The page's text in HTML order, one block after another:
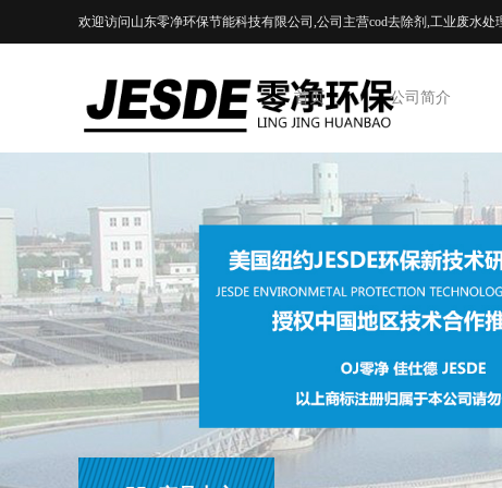
欢迎访问山东零净环保节能科技有限公司,公司主营cod去除剂,工业废水处
首页 公司简介